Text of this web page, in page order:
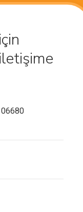
iletişime
06680